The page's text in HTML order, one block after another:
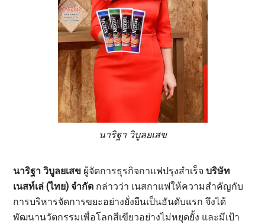
นาริฐา วิบูลยเสข
นาริฐา วิบูลยเสข ผู้จัดการธุรกิจกาแฟปรุงสำเร็จบริษัท
เนสท์เล่(ไทย)จำกัด กล่าวว่า เนสกาแฟให้ความสำคัญกับ
การบริหารจัดการขยะอย่างยั่งยืนเป็นอันดับแรก จึงได้
พัฒนานวัตกรรมเพื่อโลกสีเขียวอย่างไม่หยุดยั้ง และมีเป้า